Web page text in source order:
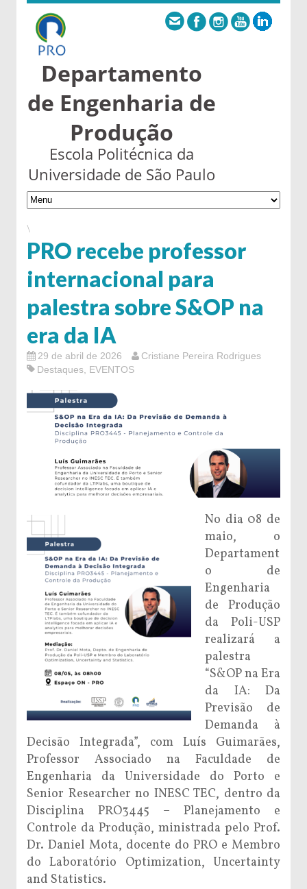
Departamento
de Engenharia de
Produção
Escola Politécnica da
Universidade de São Paulo
\
PRO recebe professor
internacional para
palestra sobre S&OP na
era da IA
29 de abril de 2026
Cristiane Pereira Rodrigues
Destaques EVENTOS
No dia 08 de
maio, o
Departament
o de
Engenharia
de Produção
da Poli-USP
realizará a
palestra
“S&OP na Era
da IA: Da
Previsão de
Demanda à
Decisão Integrada”, com Luís Guimarães,
Professor Associado na Faculdade de
Engenharia da Universidade do Porto e
Senior Researcher no INESC TEC, dentro da
Disciplina PRO3445 – Planejamento e
Controle da Produção, ministrada pelo Prof.
Dr. Daniel Mota, docente do PRO e Membro
do Laboratório Optimization, Uncertainty
and Statistics.